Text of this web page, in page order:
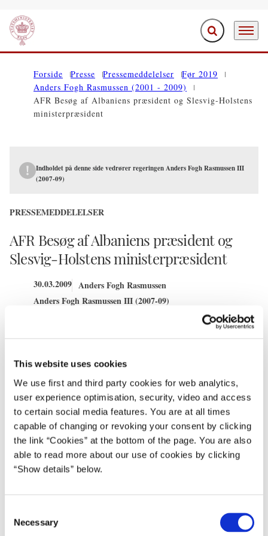
This website uses cookies
We use first and third party cookies for web analytics,
user experience optimisation, security, video and access
to certain social media features. You are at all times
capable of changing or revoking your consent by clicking
the link “Cookies” at the bottom of the page. You are also
able to read more about our use of cookies by clicking
“Show details” below.
Necessary
Gå til forsiden Fold søgefelt ud
Menu
Forside Presse Pressemeddelelser
Før 2019
Anders Fogh Rasmussen (2001 - 2009)
AFR Besøg af Albaniens præsident og Slesvig-Holstens
ministerpræsident
Indholdet på denne side vedrører regeringen Anders Fogh Rasmussen III
(2007-09)
PRESSEMEDDELELSER
AFR Besøg af Albaniens præsident og
Slesvig-Holstens ministerpræsident
30.03.2009 Anders Fogh Rasmussen
Anders Fogh Rasmussen III (2007-09)
Tirsdag den 31. marts 2009 mødes statsministeren med Albaniens
præsident Bamir Topi og efterfølgende med Slesvig-Holstens
ministerpræsident Peter Harry Carstensen i Statsministeriet.
Statsministeren og Albaniens præsident Topi vil blandt andet
drøfte Albaniens kommende medlemskab af NATO, forholdet
mellem EU og Albanien samt det Vestlige Balkan.
for det danske mindretal i Sydslesvig samt Femern Bælt